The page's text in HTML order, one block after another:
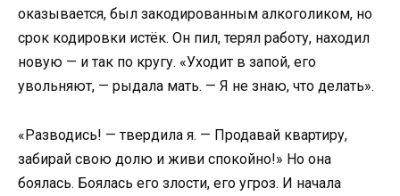
оказывается, был закодированным алкоголиком, но
срок кодировки истёк. Он пил, терял работу, находил
новую — и так по кругу. «Уходит в запой, его
увольняют, — рыдала мать. — Я не знаю, что делать».
«Разводись! — твердила я. — Продавай квартиру,
забирай свою долю и живи спокойно!» Но она
боялась. Боялась его злости, его угроз. И начала